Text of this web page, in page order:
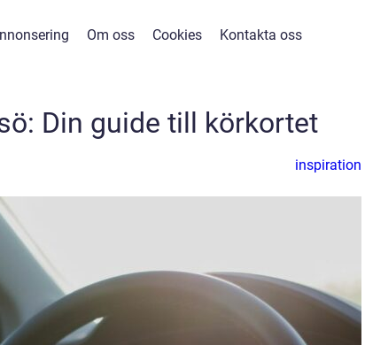
Om oss Cookies Kontakta oss
Din guide till körkortet
inspiration